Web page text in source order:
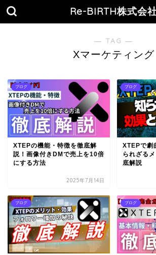
Re-BIRTH株式会
― TAG ―
Xマーケティング
ブログ
XTEPの機能・特徴を徹底解
説！画像付きDMで売上を10倍
にする方法
2025年7月14日
ブログ
XTEPで劇
られざる
底解説
ブログ ブログ